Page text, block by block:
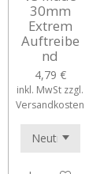
30mm
Extrem
Auftreibe
nd
4,79 €
inkl. MwSt zzgl.
Versandkosten